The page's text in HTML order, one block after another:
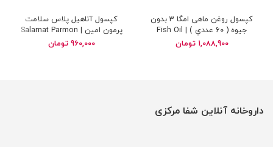
کپسول روغن ماهی امگا 3 بدون
جیوه ( 60 عددي ) | Fish Oil
Omega 3 Mercury Free
1,088,900 تومان
کپسول آناهیل پلاس سلامت
پرمون امین | Salamat Parmon
Amin Anaheal Plus
960,000 تومان
داروخانه آنلاین شفا مرکزی